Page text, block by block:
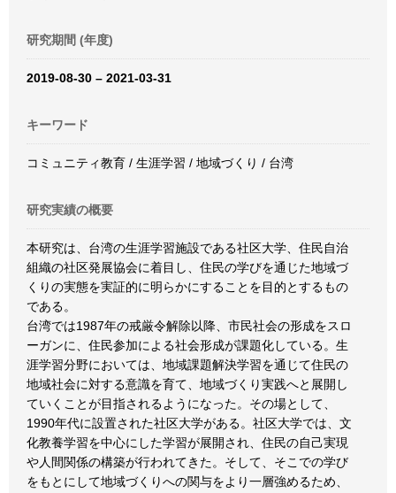
研究期間 (年度)
2019-08-30 – 2021-03-31
キーワード
コミュニティ教育 / 生涯学習 / 地域づくり / 台湾
研究実績の概要
本研究は、台湾の生涯学習施設である社区大学、住民自治
組織の社区発展協会に着目し、住民の学びを通じた地域づ
くりの実態を実証的に明らかにすることを目的とするもの
である。
台湾では1987年の戒厳令解除以降、市民社会の形成をスロ
ーガンに、住民参加による社会形成が課題化している。生
涯学習分野においては、地域課題解決学習を通じて住民の
地域社会に対する意識を育て、地域づくり実践へと展開し
ていくことが目指されるようになった。その場として、
1990年代に設置された社区大学がある。社区大学では、文
化教養学習を中心にした学習が展開され、住民の自己実現
や人間関係の構築が行われてきた。そして、そこでの学び
をもとにして地域づくりへの関与をより一層強めるため、